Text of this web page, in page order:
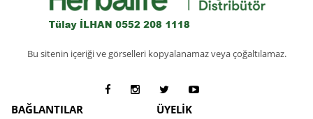
Bu sitenin içeriği ve görselleri kopyalanamaz veya çoğaltılamaz.
BAĞLANTILAR ÜYELİK